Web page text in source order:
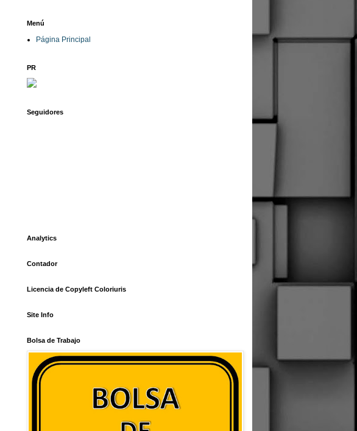
Menú
Página Principal
PR
Seguidores
Analytics
Contador
Licencia de Copyleft Coloriuris
Site Info
Bolsa de Trabajo